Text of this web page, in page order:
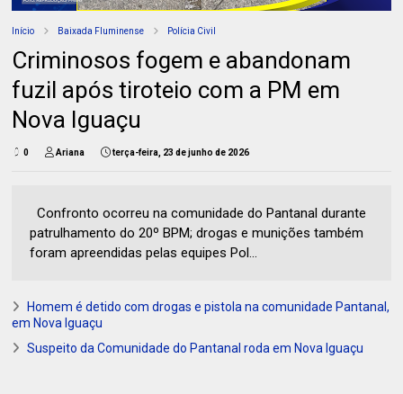
Início Baixada Fluminense Polícia Civil
Criminosos fogem e abandonam
fuzil após tiroteio com a PM em
Nova Iguaçu
0 Ariana terça-feira, 23 de junho de 2026
Confronto ocorreu na comunidade do Pantanal durante
patrulhamento do 20º BPM; drogas e munições também
foram apreendidas pelas equipes Pol...
Homem é detido com drogas e pistola na comunidade Pantanal,
em Nova Iguaçu
Suspeito da Comunidade do Pantanal roda em Nova Iguaçu